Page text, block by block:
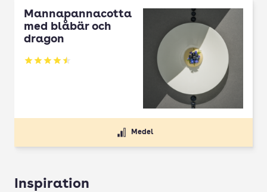
Mannapannacotta
med blåbär och
dragon
Betyg: 4.5 av 5
Medel
Inspiration